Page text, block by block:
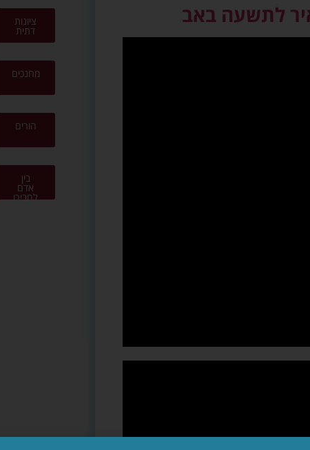
לתשעה באב
ציונות
דתית
מחנכים
הורים
בין
אדם
לחבירו